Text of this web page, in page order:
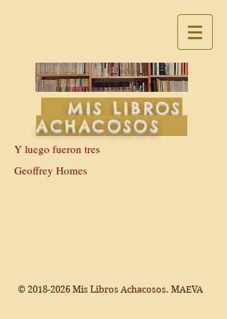
MIS LIBROS
ACHACOSOS
Y luego fueron tres
Geoffrey Homes
© 2018-2026 Mis Libros Achacosos. MAEVA